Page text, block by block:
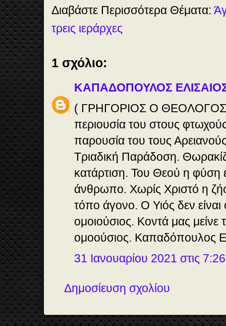
Διαβάστε Περισσότερα Θέματα:
τρεις ιεράρχες
1 σχόλιο:
ΚΑΠΑΔΟΠΟΥΛΟΣ
( ΓΡΗΓΟΡΙΟΣ Ο ΘΕΟΛΟΓΟΣ )
περιουσία του στους
παρουσία του τους
Τριαδική Παράδοση.
κατάρτιση. Του Θεού η φύση
άνθρωπο. Χωρίς Χριστό η
τόπο άγονο. Ο Υιός δεν είναι
ομοιούσιος. Κοντά μας μείνε
ομοούσιος. Καπαδόπουλος
31 Ιανουαρίου 2021 στις
Δημοσίευση σχολίου